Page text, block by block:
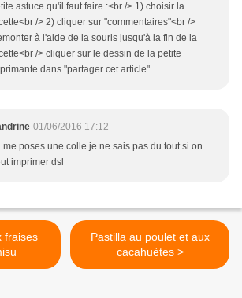
astuce qu'il faut faire :<br /> 1) choisir la
/> 2) cliquer sur "commentaires"<br />
à l'aide de la souris jusqu'à la fin de la
/> cliquer sur le dessin de la petite
dans "partager cet article"
01/06/2016 17:12
me poses une colle je ne sais pas du tout si on
imprimer dsl
Pastilla au poulet et aux
cacahuètes >